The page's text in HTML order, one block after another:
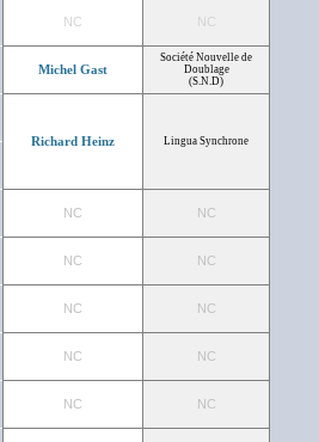
NC NC
Michel Gast
Société Nouvelle de
Doublage
(S.N.D)
Richard Heinz Lingua Synchrone
NC NC
NC NC
NC NC
NC NC
NC NC